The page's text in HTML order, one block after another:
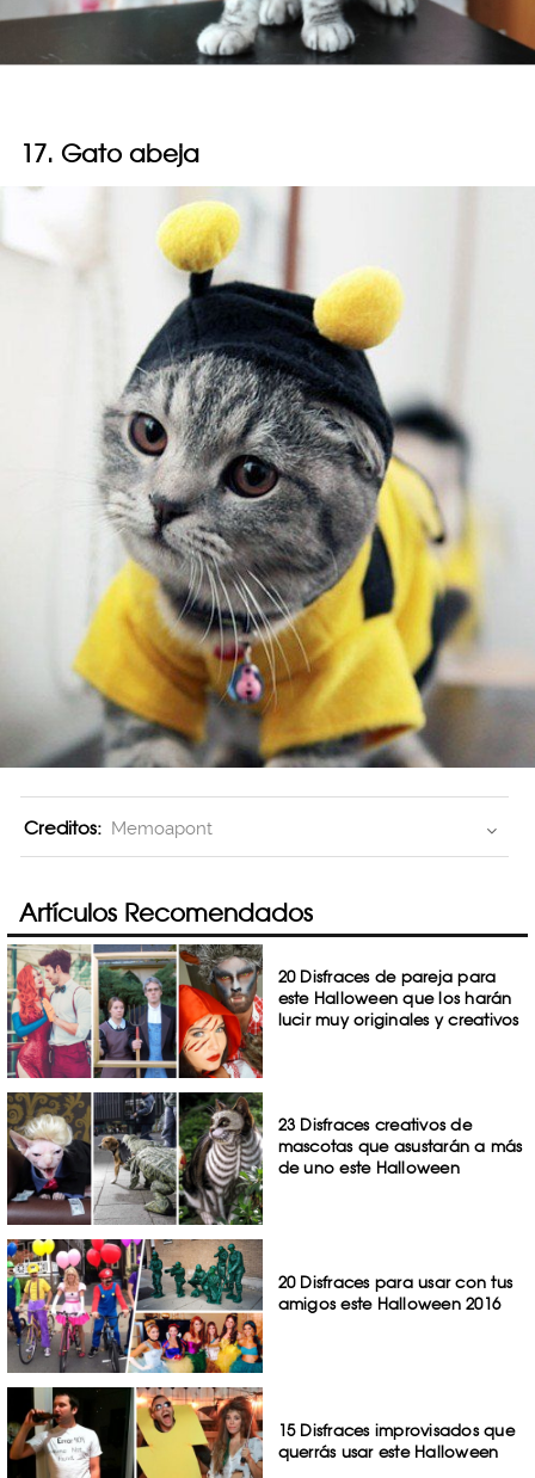
17. Gato abeja
Creditos: Memoapont
Artículos Recomendados
20 Disfraces de pareja para
este Halloween que los harán
lucir muy originales y creativos
23 Disfraces creativos de
mascotas que asustarán a más
de uno este Halloween
20 Disfraces para usar con tus
amigos este Halloween 2016
15 Disfraces improvisados que
querrás usar este Halloween